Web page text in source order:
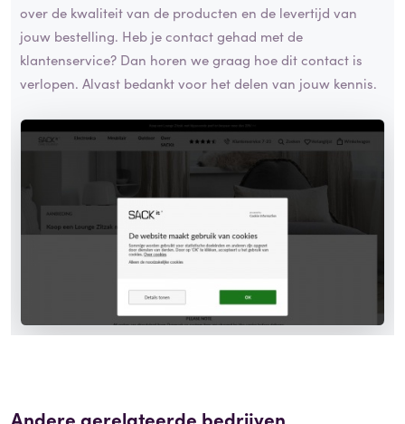
over de kwaliteit van de producten en de levertijd van
jouw bestelling. Heb je contact gehad met de
klantenservice? Dan horen we graag hoe dit contact is
verlopen. Alvast bedankt voor het delen van jouw kennis.
Andere gerelateerde bedrijven